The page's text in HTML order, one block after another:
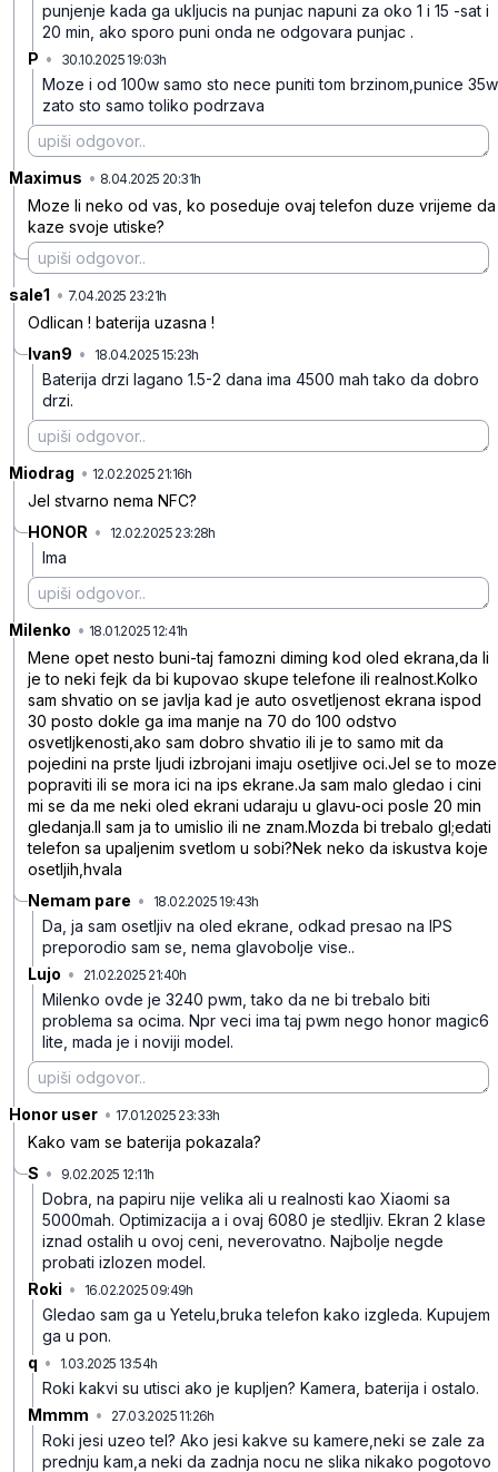
punjenje kada ga ukljucis na punjac napuni za oko 1 i 15 -sat i
20 min, ako sporo puni onda ne odgovara punjac .
P • 30.10.2025 19:03h
Moze i od 100w samo sto nece puniti tom brzinom,punice 35w
zato sto samo toliko podrzava
Maximus • 8.04.2025 20:31h
Moze li neko od vas, ko poseduje ovaj telefon duze vrijeme da
kaze svoje utiske?
sale1 • 7.04.2025 23:21h
Odlican ! baterija uzasna !
Ivan9 • 18.04.2025 15:23h
Baterija drzi lagano 1.5-2 dana ima 4500 mah tako da dobro
drzi.
Miodrag • 12.02.2025 21:16h
Jel stvarno nema NFC?
HONOR • 12.02.2025 23:28h
Ima
Milenko • 18.01.2025 12:41h
Mene opet nesto buni-taj famozni diming kod oled ekrana,da li
je to neki fejk da bi kupovao skupe telefone ili realnost.Kolko
sam shvatio on se javlja kad je auto osvetljenost ekrana ispod
30 posto dokle ga ima manje na 70 do 100 odstvo
osvetljkenosti,ako sam dobro shvatio ili je to samo mit da
pojedini na prste ljudi izbrojani imaju osetljive oci.Jel se to moze
popraviti ili se mora ici na ips ekrane.Ja sam malo gledao i cini
mi se da me neki oled ekrani udaraju u glavu-oci posle 20 min
gledanja.Il sam ja to umislio ili ne znam.Mozda bi trebalo gl;edati
telefon sa upaljenim svetlom u sobi?Nek neko da iskustva koje
osetljih,hvala
Nemam pare • 18.02.2025 19:43h
Da, ja sam osetljiv na oled ekrane, odkad presao na IPS
preporodio sam se, nema glavobolje vise..
Lujo • 21.02.2025 21:40h
Milenko ovde je 3240 pwm, tako da ne bi trebalo biti
problema sa ocima. Npr veci ima taj pwm nego honor magic6
lite, mada je i noviji model.
Honor user • 17.01.2025 23:33h
Kako vam se baterija pokazala?
S • 9.02.2025 12:11h
Dobra, na papiru nije velika ali u realnosti kao Xiaomi sa
5000mah. Optimizacija a i ovaj 6080 je stedljiv. Ekran 2 klase
iznad ostalih u ovoj ceni, neverovatno. Najbolje negde
probati izlozen model.
Roki • 16.02.2025 09:49h
Gledao sam ga u Yetelu,bruka telefon kako izgleda. Kupujem
ga u pon.
q • 1.03.2025 13:54h
Roki kakvi su utisci ako je kupljen? Kamera, baterija i ostalo.
Mmmm • 27.03.2025 11:26h
Roki jesi uzeo tel? Ako jesi kakve su kamere,neki se zale za
prednju kam,a neki da zadnja nocu ne slika nikako pogotovo